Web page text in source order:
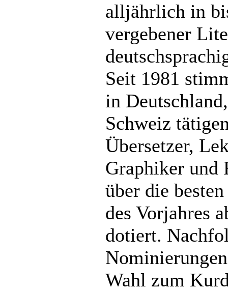
alljährlich in
vergebener
Seit 1981
in
Schweiz
Übersetzer,
Graphiker und
über die
des Vorjahres
dotiert.
Wahl zum